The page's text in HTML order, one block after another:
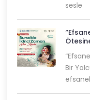
sesle
Bir